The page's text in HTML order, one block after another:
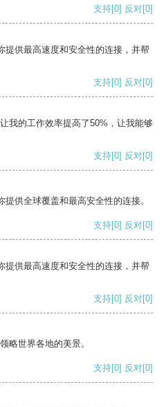
支持[0] 反对[0]
提供最高速度和安全性的连接，并帮
支持[0] 反对[0]
我的工作效率提高了50%，让我能够
支持[0] 反对[0]
供全球覆盖和最高安全性的连接。
支持[0] 反对[0]
提供最高速度和安全性的连接，并帮
支持[0] 反对[0]
略世界各地的美景。
支持[0] 反对[0]